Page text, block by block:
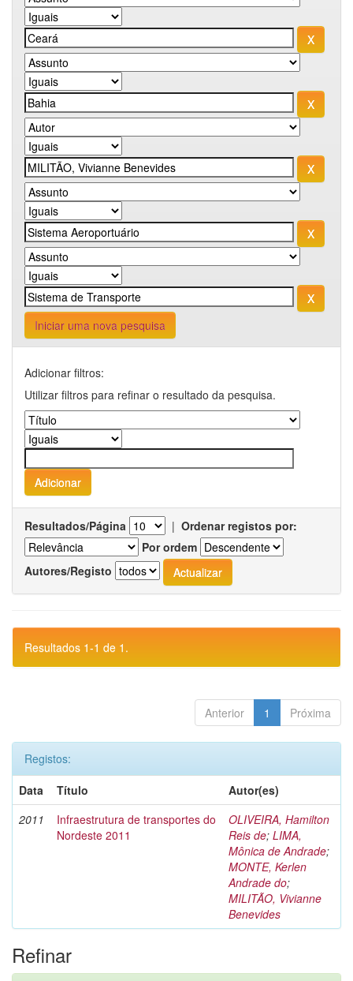
Iniciar uma nova pesquisa
Adicionar filtros:
Utilizar filtros para refinar o resultado da pesquisa.
Resultados/Página | Ordenar registos por:
Por ordem
Autores/Registo
Resultados 1-1 de 1.
Anterior 1 Próxima
Registos:
Data
Título
Autor(es)
2011
Infraestrutura de transportes do
Nordeste 2011
OLIVEIRA, Hamilton
Reis de; LIMA,
Mônica de Andrade;
MONTE, Kerlen
Andrade do;
MILITÃO, Vivianne
Benevides
Refinar